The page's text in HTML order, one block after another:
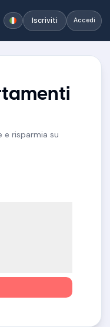
Iscriviti Accedi
e risparmia su